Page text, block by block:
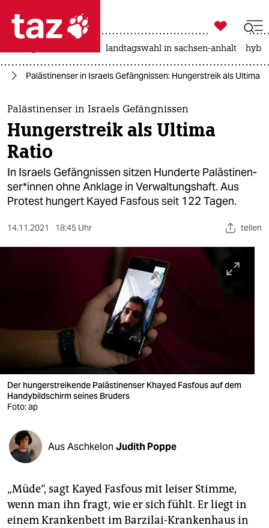
 taz zahl ich
taz zahl ich
themen
politik
öko
gesellschaft
sport
verlag
veranstaltungen
fragen & hilfe
abo
genossenschaft

taz zahl ich
landtagswahl in sachsen-anhalt
Palästinenser in Israels Gefängnissen: Hungerstreik als Ultima
Palästinenser in Israels Gefängnissen
Hungerstreik als Ultima
Ratio
In Israels Gefängnissen sitzen Hunderte Pa­läs­ti­nen­
se­r*in­nen ohne Anklage in Verwaltungshaft. Aus
Protest hungert Kayed Fasfous seit 122 Tagen.
14.11.2021 18:45 Uhr teilen
Der hungerstreikende Palästinenser Khayed Fasfous auf dem
Handybildschirm seines Bruders
Foto: ap
Aus Aschkelon Judith Poppe
„Müde“, sagt Kayed Fasfous mit leiser Stimme,
wenn man ihn fragt, wie er sich fühlt. Er liegt in
einem Krankenbett im Barzilai-Krankenhaus in